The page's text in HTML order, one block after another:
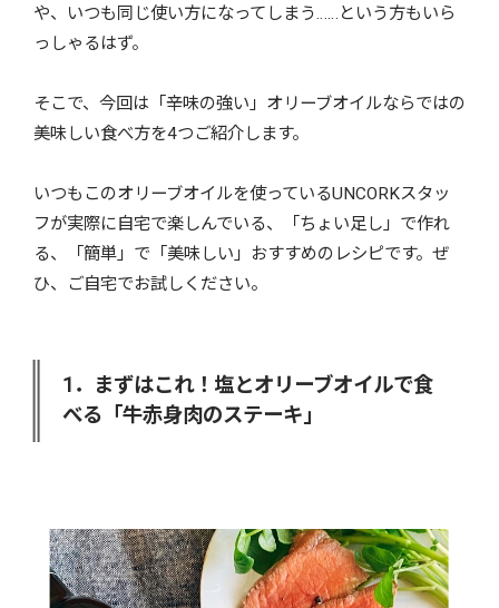
や、いつも同じ使い方になってしまう……という方もいら
っしゃるはず。
そこで、今回は「辛味の強い」オリーブオイルならではの
美味しい食べ方を4つご紹介します。
いつもこのオリーブオイルを使っているUNCORKスタッ
フが実際に自宅で楽しんでいる、「ちょい足し」で作れ
る、「簡単」で「美味しい」おすすめのレシピです。ぜ
ひ、ご自宅でお試しください。
1．まずはこれ！塩とオリーブオイルで食
べる「牛赤身肉のステーキ」